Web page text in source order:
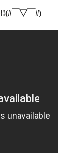
!!(#￣▽￣#)